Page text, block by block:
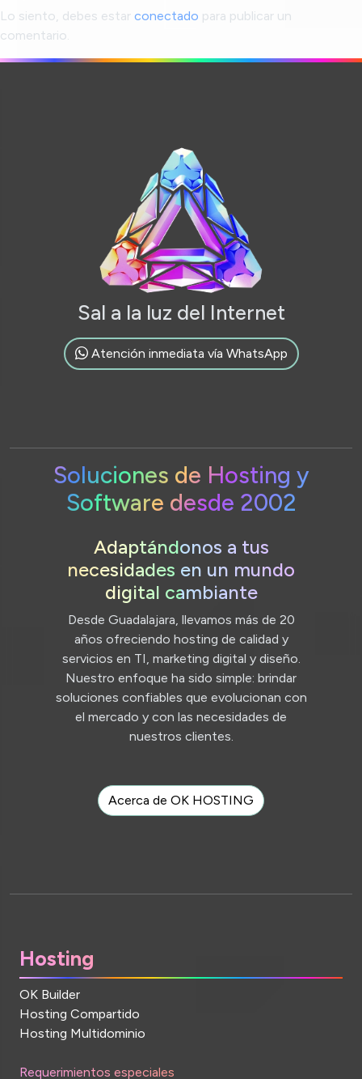
Lo siento, debes estar conectado para publicar un
comentario.
Sal a la luz del Internet
Atención inmediata vía WhatsApp
Soluciones de Hosting y
Software desde 2002
Adaptándonos a tus
necesidades en un mundo
digital cambiante
Desde Guadalajara, llevamos más de 20
años ofreciendo hosting de calidad y
servicios en TI, marketing digital y diseño.
Nuestro enfoque ha sido simple: brindar
soluciones confiables que evolucionan con
el mercado y con las necesidades de
nuestros clientes.
Acerca de OK HOSTING
Hosting
OK Builder
Hosting Compartido
Hosting Multidominio
Requerimientos especiales